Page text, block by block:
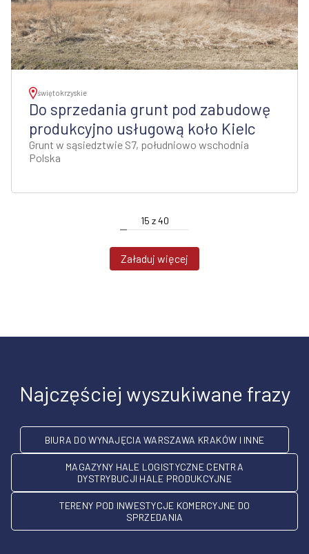
świętokrzyskie
Do sprzedania grunt pod zabudowę
produkcyjno usługową koło Kielc
Grunt w sąsiedztwie S7, południowo wschodnia
Polska
15 z40
Załaduj więcej
Najczęściej wyszukiwane frazy
BIURA DO WYNAJĘCIA WARSZAWA KRAKÓW I INNE
MAGAZYNY HALE LOGISTYCZNE CENTRA
DYSTRYBUCJI HALE PRODUKCYJNE
TERENY POD INWESTYCJE KOMERCYJNE DO
SPRZEDANIA